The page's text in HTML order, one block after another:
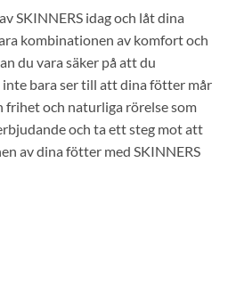
SKINNERS idag och låt dina
kombinationen av komfort och
du vara säker på att du
bara ser till att dina fötter mår
frihet och naturliga rörelse som
och ta ett steg mot att
av dina fötter med SKINNERS